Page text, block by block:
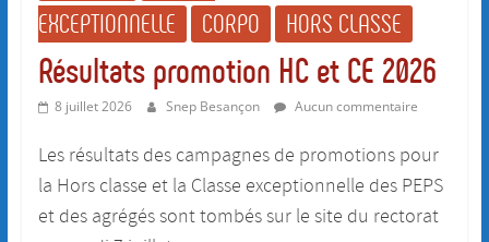
EXCEPTIONNELLE
CORPO HORS CLASSE
Résultats promotion HC et CE 2026
8 juillet 2026 Snep Besançon Aucun commentaire
Les résultats des campagnes de promotions pour
la Hors classe et la Classe exceptionnelle des PEPS
et des agrégés sont tombés sur le site du rectorat